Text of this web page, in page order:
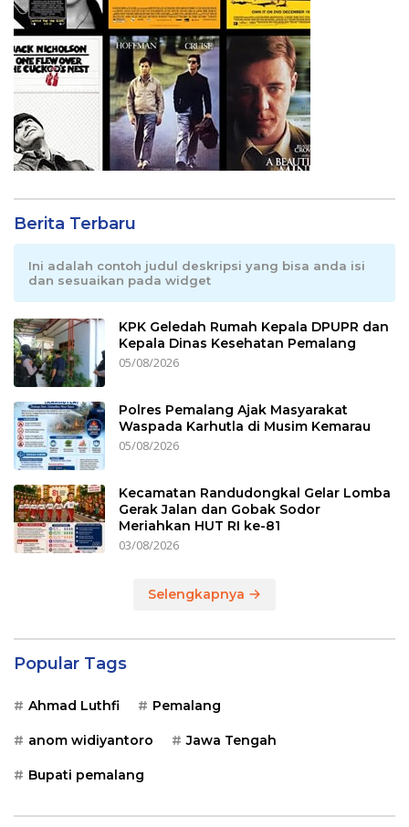
Berita Terbaru
Ini adalah contoh judul deskripsi yang bisa anda isi
dan sesuaikan pada widget
KPK Geledah Rumah Kepala DPUPR dan
Kepala Dinas Kesehatan Pemalang
05/08/2026
Polres Pemalang Ajak Masyarakat
Waspada Karhutla di Musim Kemarau
05/08/2026
Kecamatan Randudongkal Gelar Lomba
Gerak Jalan dan Gobak Sodor
Meriahkan HUT RI ke-81
03/08/2026
Selengkapnya
Popular Tags
Ahmad Luthfi Pemalang
anom widiyantoro Jawa Tengah
Bupati pemalang